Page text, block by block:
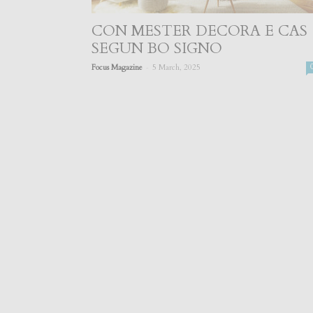
CON MESTER DECORA E CAS
SEGUN BO SIGNO
Focus Magazine 5 March, 2025 0